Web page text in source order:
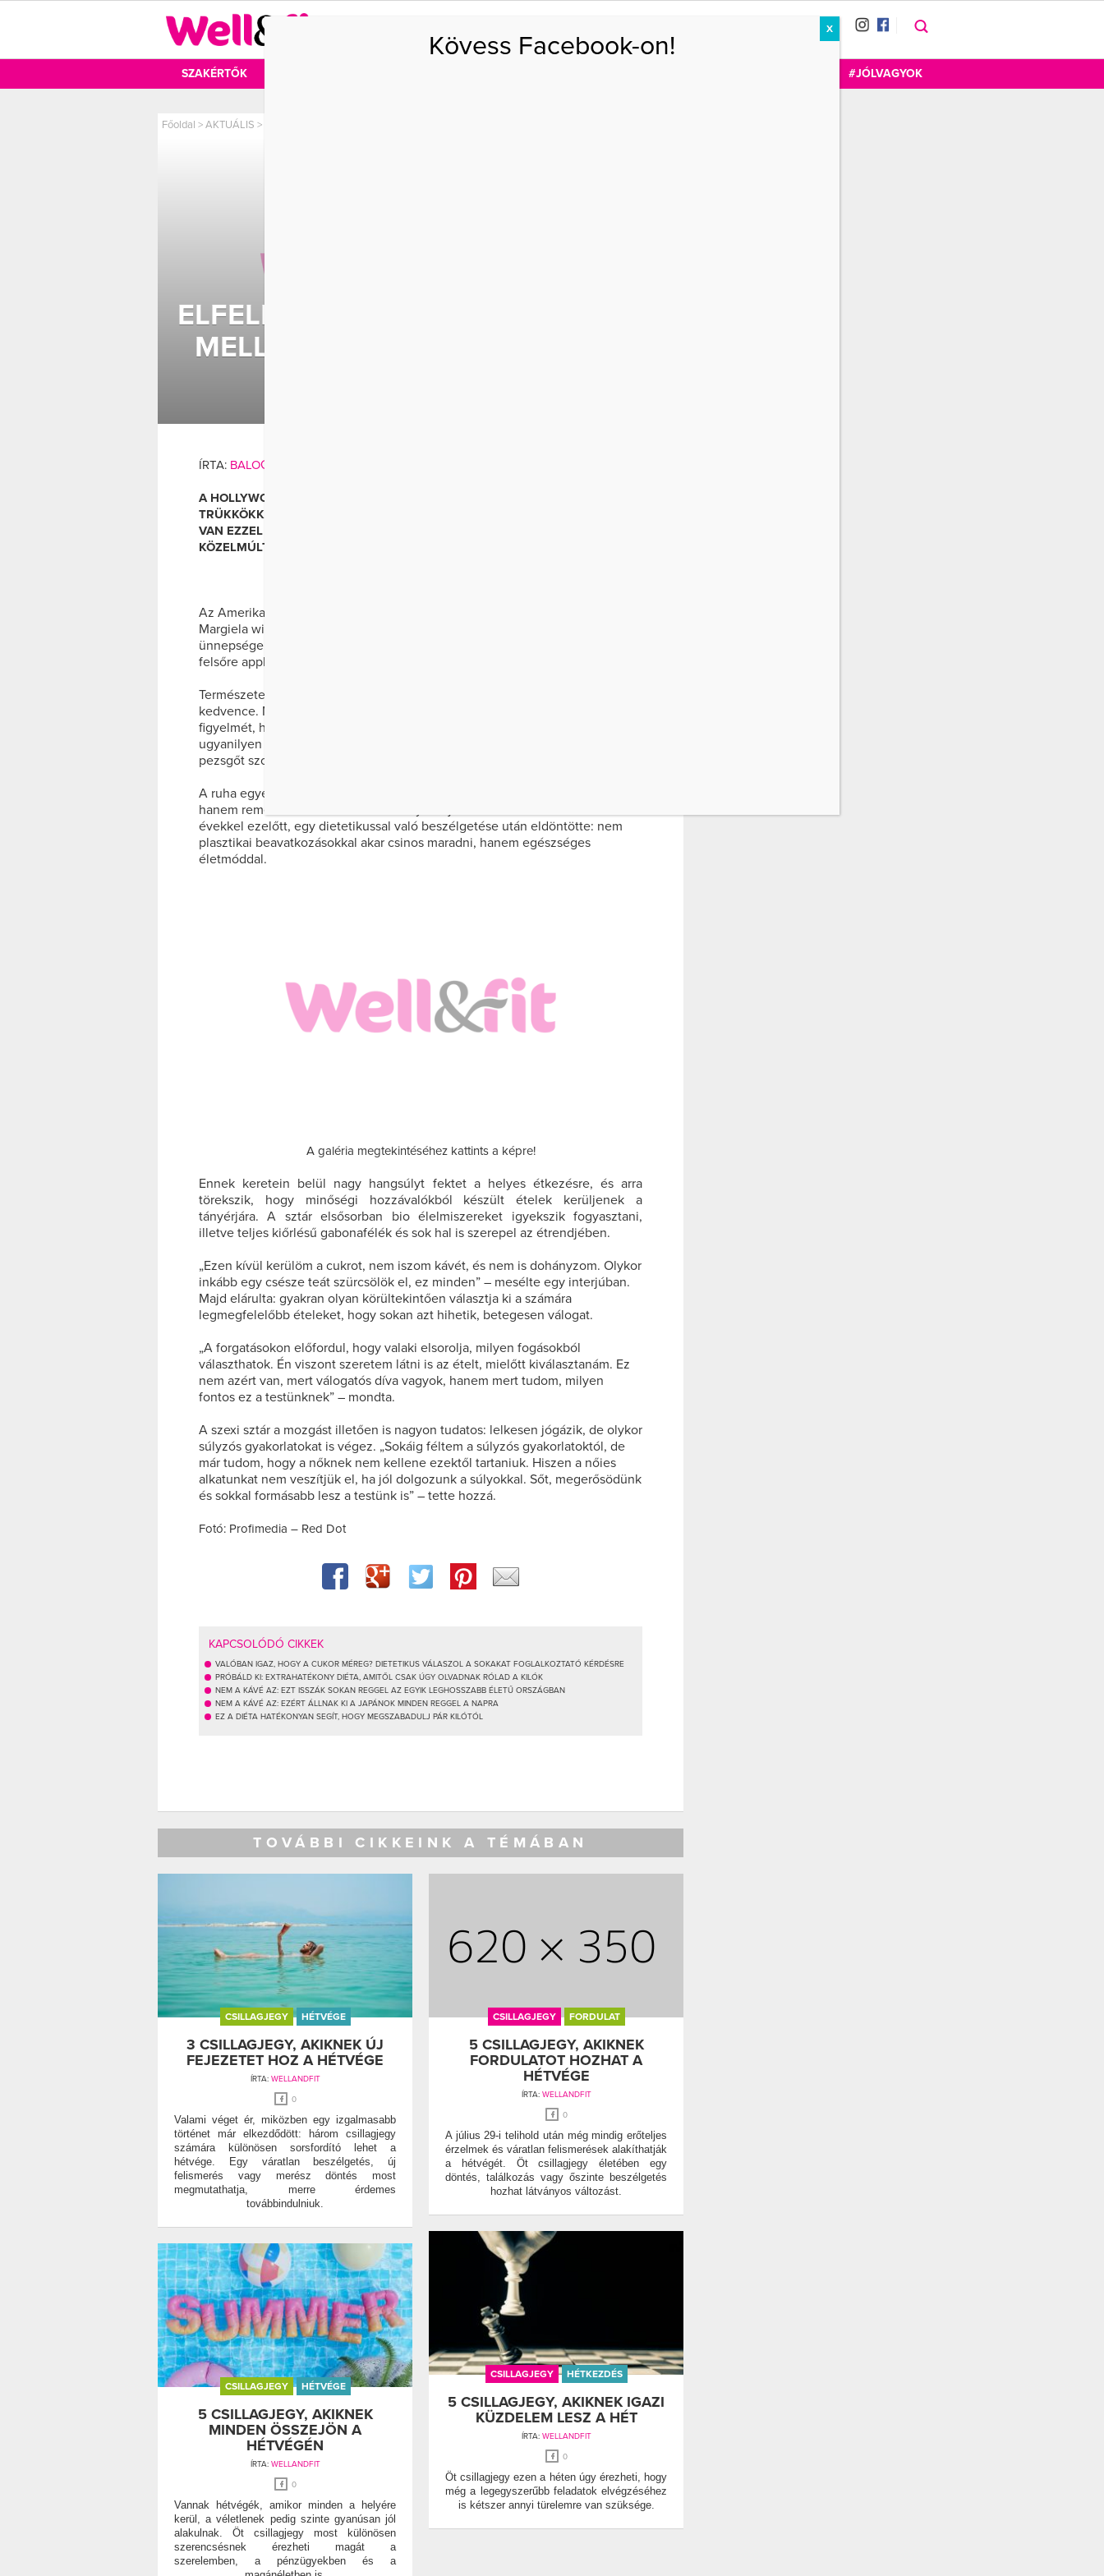
SZAKÉRTŐK #JÓLVAGYOK
Főoldal >AKTUÁLIS >
ELFELEJTETT FELÖLTÖZNI? FEKETE
MELLTARTÓBAN FOTÓZTÁK LE A
ÍRTA: BALOGH MIA
A HOLLYWOODI SZTÁROK ÉS STYLISTJAIK PONTOSAN TUDJÁK, MILYEN KIS
TRÜKKÖKKEL TUDNAK FELTŰNÉST KELTENI EGY-EGY ESEMÉNYEN. ÍGY
VAN EZZEL MENA SUVARI IS, AKIT KÜLÖNÖS SZERELÉSBEN FOTÓZTAK LE A
KÖZELMÚLTBAN.
Az Amerikai szépség és Amerikai pite mozik csinos sztárja a Maison Martin
Margiela with H&M kollekciójának piacra dobása alkalmából rendezett
ünnepségen vett részt október 23-án New Yorkban, ahol egy testszínű
felsőre applikált fekete melltartót viselt.
Természetesen mindenki a színésznőt figyelte, és ő volt a fotósok egyik
kedvence. Még az is csak kissé vonta el róla az emberek és a kamerák
figyelmét, hogy egy vékony belga modell lány, Hanne Gaby Odiele is
ugyanilyen felsőt viselt a rendezvényen, kiegészítőként pedig egy üveg
pezsgőt szorongatott.
A ruha egyébként sokak szerint nemcsak figyelemfelkeltő választás volt,
hanem remekül kiemelte Mena vékony alakját is. A 33 éves színésznő
évekkel ezelőtt, egy dietetikussal való beszélgetése után eldöntötte: nem
plasztikai beavatkozásokkal akar csinos maradni, hanem egészséges
életmóddal.
A galéria megtekintéséhez kattints a képre!
Ennek keretein belül nagy hangsúlyt fektet a helyes étkezésre, és arra
törekszik, hogy minőségi hozzávalókból készült ételek kerüljenek a
tányérjára. A sztár elsősorban bio élelmiszereket igyekszik fogyasztani,
illetve teljes kiőrlésű gabonafélék és sok hal is szerepel az étrendjében.
„Ezen kívül kerülöm a cukrot, nem iszom kávét, és nem is dohányzom. Olykor
inkább egy csésze teát szürcsölök el, ez minden” – mesélte egy interjúban.
Majd elárulta: gyakran olyan körültekintően választja ki a számára
legmegfelelőbb ételeket, hogy sokan azt hihetik, betegesen válogat.
„A forgatásokon előfordul, hogy valaki elsorolja, milyen fogásokból
választhatok. Én viszont szeretem látni is az ételt, mielőtt kiválasztanám. Ez
nem azért van, mert válogatós díva vagyok, hanem mert tudom, milyen
fontos ez a testünknek” – mondta.
A szexi sztár a mozgást illetően is nagyon tudatos: lelkesen jógázik, de olykor
súlyzós gyakorlatokat is végez. „Sokáig féltem a súlyzós gyakorlatoktól, de
már tudom, hogy a nőknek nem kellene ezektől tartaniuk. Hiszen a nőies
alkatunkat nem veszítjük el, ha jól dolgozunk a súlyokkal. Sőt, megerősödünk
és sokkal formásabb lesz a testünk is” – tette hozzá.
Fotó: Profimedia – Red Dot
KAPCSOLÓDÓ CIKKEK
VALÓBAN IGAZ, HOGY A CUKOR MÉREG? DIETETIKUS VÁLASZOL A SOKAKAT FOGLALKOZTATÓ KÉRDÉSRE
PRÓBÁLD KI: EXTRAHATÉKONY DIÉTA, AMITŐL CSAK ÚGY OLVADNAK RÓLAD A KILÓK
NEM A KÁVÉ AZ: EZT ISSZÁK SOKAN REGGEL AZ EGYIK LEGHOSSZABB ÉLETŰ ORSZÁGBAN
NEM A KÁVÉ AZ: EZÉRT ÁLLNAK KI A JAPÁNOK MINDEN REGGEL A NAPRA
EZ A DIÉTA HATÉKONYAN SEGÍT, HOGY MEGSZABADULJ PÁR KILÓTÓL
TOVÁBBI CIKKEINK A TÉMÁBAN
CSILLAGJEGY HÉTVÉGE
3 CSILLAGJEGY, AKIKNEK ÚJ
FEJEZETET HOZ A HÉTVÉGE
ÍRTA: WELLANDFIT
0
Valami véget ér, miközben egy izgalmasabb
történet már elkezdődött: három csillagjegy
számára különösen sorsfordító lehet a
hétvége. Egy váratlan beszélgetés, új
felismerés vagy merész döntés most
megmutathatja, merre érdemes
továbbindulniuk.
CSILLAGJEGY FORDULAT
5 CSILLAGJEGY, AKIKNEK
FORDULATOT HOZHAT A
HÉTVÉGE
ÍRTA: WELLANDFIT
0
A július 29-i telihold után még mindig erőteljes
érzelmek és váratlan felismerések alakíthatják
a hétvégét. Öt csillagjegy életében egy
döntés, találkozás vagy őszinte beszélgetés
hozhat látványos változást.
CSILLAGJEGY HÉTKEZDÉS
5 CSILLAGJEGY, AKIKNEK IGAZI
KÜZDELEM LESZ A HÉT
ÍRTA: WELLANDFIT
0
Öt csillagjegy ezen a héten úgy érezheti, hogy
még a legegyszerűbb feladatok elvégzéséhez
is kétszer annyi türelemre van szüksége.
CSILLAGJEGY HÉTVÉGE
5 CSILLAGJEGY, AKIKNEK
MINDEN ÖSSZEJÖN A
HÉTVÉGÉN
ÍRTA: WELLANDFIT
0
Vannak hétvégék, amikor minden a helyére
kerül, a véletlenek pedig szinte gyanúsan jól
alakulnak. Öt csillagjegy most különösen
szerencsésnek érezheti magát a
szerelemben, a pénzügyekben és a
Kövess Facebook-on!
X